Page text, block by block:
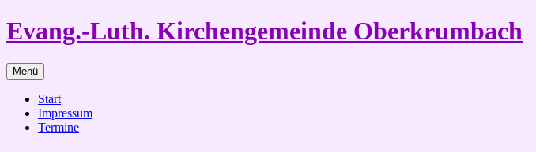
Zum
Inhalt
Evang.-Luth. Kirchengemeinde Oberkrumbach
Menü
Start
Impressum
Termine